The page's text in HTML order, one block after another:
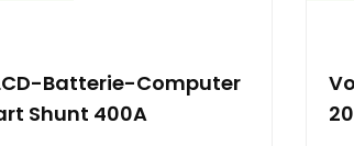
Batterie-Computer
Shunt 400A